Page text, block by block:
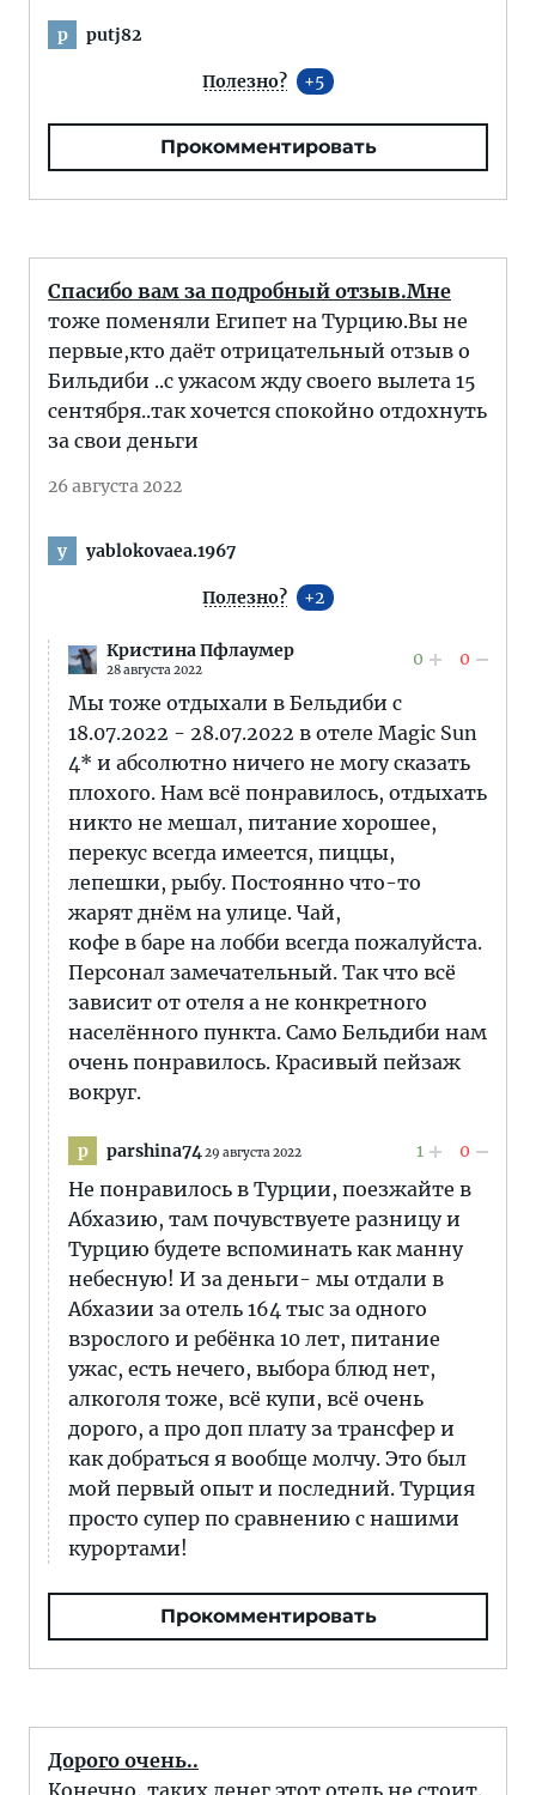
p putj82
Полезно? 5
Прокомментировать
Спасибо вам за подробный отзыв.Мне
тоже поменяли Египет на Турцию.Вы не
первые,кто даёт отрицательный отзыв о
Бильдиби ..с ужасом жду своего вылета 15
сентября..так хочется спокойно отдохнуть
за свои деньги
26 августа 2022
y yablokovaea.1967
Полезно? 2
Кристина Пфлаумер
28 августа 2022
0 0
Мы тоже отдыхали в Бельдиби с
18.07.2022 - 28.07.2022 в отеле Magic Sun
4* и абсолютно ничего не могу сказать
плохого. Нам всё понравилось, отдыхать
никто не мешал, питание хорошее,
перекус всегда имеется, пиццы,
лепешки, рыбу. Постоянно что-то
жарят днём на улице. Чай,
кофе в баре на лобби всегда пожалуйста.
Персонал замечательный. Так что всё
зависит от отеля а не конкретного
населённого пункта. Само Бельдиби нам
очень понравилось. Красивый пейзаж
вокруг.
p parshina7429 августа 2022 1 0
Не понравилось в Турции, поезжайте в
Абхазию, там почувствуете разницу и
Турцию будете вспоминать как манну
небесную! И за деньги- мы отдали в
Абхазии за отель 164 тыс за одного
взрослого и ребёнка 10 лет, питание
ужас, есть нечего, выбора блюд нет,
алкоголя тоже, всё купи, всё очень
дорого, а про доп плату за трансфер и
как добраться я вообще молчу. Это был
мой первый опыт и последний. Турция
просто супер по сравнению с нашими
курортами!
Прокомментировать
Дорого очень..